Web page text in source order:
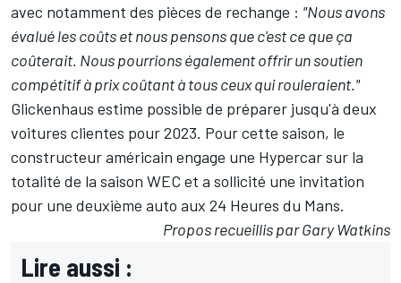
avec notamment des pièces de rechange : "Nous avons
évalué les coûts et nous pensons que c'est ce que ça
coûterait. Nous pourrions également offrir un soutien
compétitif à prix coûtant à tous ceux qui rouleraient."
Glickenhaus estime possible de préparer jusqu'à deux
voitures clientes pour 2023. Pour cette saison, le
constructeur américain engage une Hypercar sur la
totalité de la saison WEC et a sollicité une invitation
pour une deuxième auto aux 24 Heures du Mans.
Propos recueillis par Gary Watkins
Lire aussi :